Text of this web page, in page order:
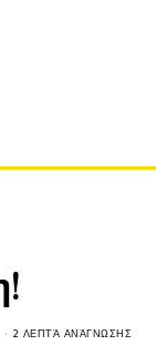
2 ΛΕΠΤΆ ΑΝΆΓΝΩΣΗΣ